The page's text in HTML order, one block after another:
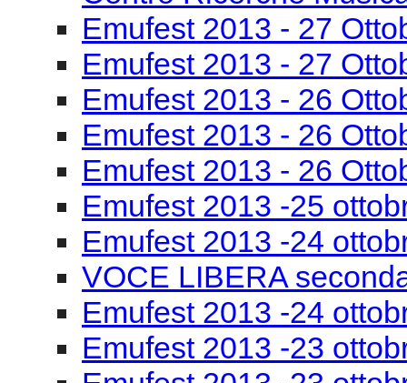
Emufest 2013 - 27
Emufest 2013 - 27
Emufest 2013 - 26
Emufest 2013 - 26
Emufest 2013 - 26
Emufest 2013 -25
Emufest 2013 -24
VOCE LIBERA
Emufest 2013 -24
Emufest 2013 -23